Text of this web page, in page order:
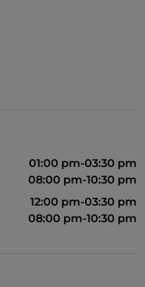
01:00 pm-03:30 pm
08:00 pm-10:30 pm
12:00 pm-03:30 pm
08:00 pm-10:30 pm